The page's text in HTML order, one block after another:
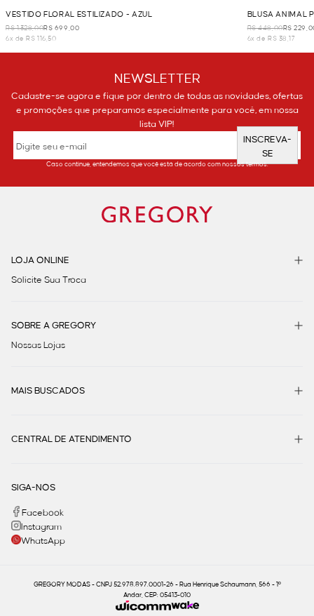
VESTIDO FLORAL ESTILIZADO - AZUL
R$ 1.328,00R$ 699,00
6x de R$ 116,50
BLUSA ANIMAL
R$ 448,00R$
6x de R$ 38,17
NEWSLETTER
Cadastre-se agora e fique por dentro de todas as novidades, ofertas
e promoções que preparamos especialmente para você, em nossa
lista VIP!
INSCREVA-
SE
Caso continue, entendemos que você está de acordo com nossos termos.
LOJA ONLINE
Solicite Sua Troca
SOBRE A GREGORY
Nossas Lojas
MAIS BUSCADOS
CENTRAL DE ATENDIMENTO
SIGA-NOS
Facebook
Instagram
WhatsApp
GREGORY MODAS - CNPJ 52.978.897.0001-26 - Rua Henrique Schaumann, 566 - 1º
Andar, CEP: 05413-010